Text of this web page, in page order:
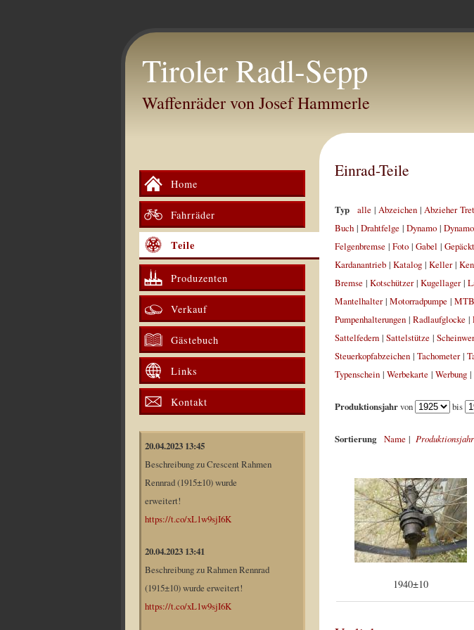
Tiroler Radl-Sepp
Waffenräder von Josef Hammerle
Home
Fahrräder
Teile
Produzenten
Verkauf
Gästebuch
Links
Kontakt
20.04.2023 13:45
Beschreibung zu Crescent Rahmen
Rennrad (1915±10) wurde
erweitert!
https://t.co/xL1w9sjI6K
20.04.2023 13:41
Beschreibung zu Rahmen Rennrad
(1915±10) wurde erweitert!
https://t.co/xL1w9sjI6K
Einrad-Teile
Typ alle| Abzeichen| Abzieher
Buch| Drahtfelge| Dynamo|
Felgenbremse| Foto| Gabel |
Kardanantrieb| Katalog| Keller|
Bremse| Kotschützer| Kugellager|
Mantelhalter| Motorradpumpe|
Pumpenhalterungen| Radlaufglocke|
Sattelfedern| Sattelstütze|
Steuerkopfabzeichen| Tachometer|
Typenschein| Werbekarte| Werbung|
Produktionsjahrvon bis
Sortierung Name| Produktionsjahr
1940±10